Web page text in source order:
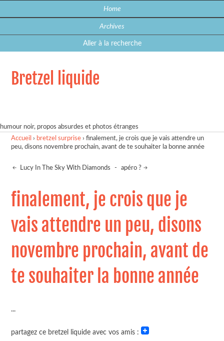
Home
Archives
Aller à la recherche
Bretzel liquide
humour noir, propos absurdes et photos étranges
Accueil › bretzel surprise ›finalement, je crois que je vais attendre un
peu, disons novembre prochain, avant de te souhaiter la bonne année
Lucy In The Sky With Diamonds - apéro ?
finalement, je crois que je
vais attendre un peu, disons
novembre prochain, avant de
te souhaiter la bonne année
...
partagez ce bretzel liquide avec vos amis :